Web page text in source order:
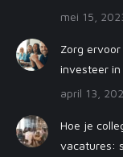
mei 15,
Zorg
investeer
april 13,
Hoe je
vacatures: